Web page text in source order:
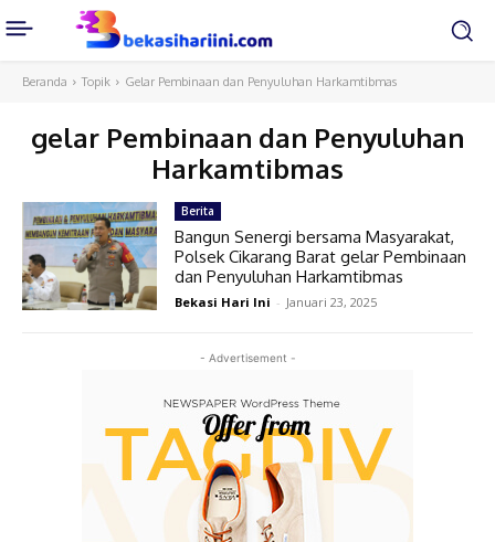
Beranda Topik Gelar Pembinaan dan Penyuluhan Harkamtibmas
gelar Pembinaan dan Penyuluhan
Harkamtibmas
- Advertisement -
Berita
Bangun Senergi bersama Masyarakat,
Polsek Cikarang Barat gelar Pembinaan
dan Penyuluhan Harkamtibmas
Bekasi Hari Ini - Januari 23, 2025